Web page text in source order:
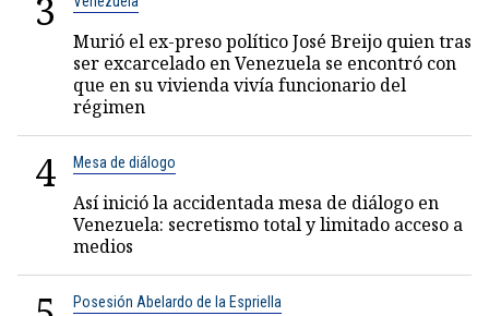
3
Murió el ex-preso político José Breijo quien tras
ser excarcelado en Venezuela se encontró con
que en su vivienda vivía funcionario del
régimen
4 Mesa de diálogo
Así inició la accidentada mesa de diálogo en
Venezuela: secretismo total y limitado acceso a
medios
Posesión Abelardo de la Espriella